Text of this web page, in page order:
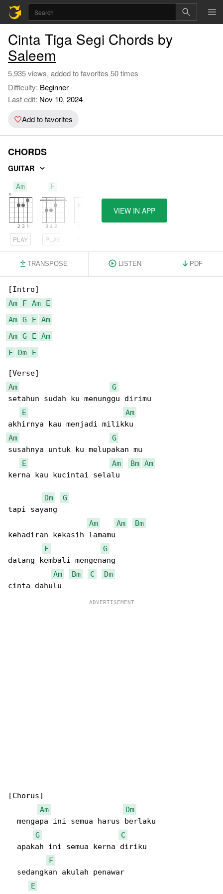
Cinta Tiga Segi Chords by
Saleem
5,935 views, added to favorites 50 times
Difficulty: Beginner
Last edit: Nov 10, 2024
Add to favorites
CHORDS
GUITAR
Am
PLAY
F
PLAY
VIEW IN APP
TRANSPOSE LISTEN PDF
Am
F Am
E
Am G E
Am
Am G E
Am
E
Dm E
Am
G
setahun sudah ku menunggu dirimu
E
Am
Am
G
susahnya untuk ku melupakan mu
E
Am Bm Am
kerna kau kucintai selalu
Dm
G
tapi sayang
Am
Am
Bm
kehadiran kekasih lamamu
F
G
datang kembali mengenang
Am
Bm C
Dm
[Chorus]
Am
Dm
  mengapa ini semua harus berlaku
G
C
  apakah ini semua kerna diriku
F
  sedangkan akulah penawar
E